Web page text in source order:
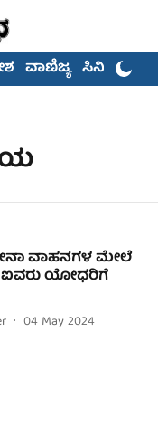
ವಾಣಿಜ್ಯ ಸಿನಿಮಾ
ವಾಹನಗಳ ಮೇಲೆ
ಐವರು ಯೋಧರಿಗೆ
04 May 2024